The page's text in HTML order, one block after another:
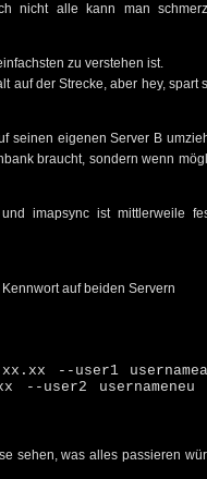
nicht alle kann man
zu verstehen ist.
auf der Strecke, aber hey, spart
seinen eigenen Server B
braucht, sondern wenn
imapsync ist mittlerweile
auf beiden Servern
--user1
--user2
sehen, was alles passieren